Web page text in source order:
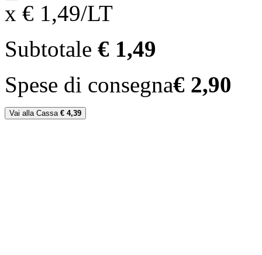
x € 1,49/LT
Subtotale € 1,49
Spese di consegna€ 2,90
Vai alla Cassa € 4,39